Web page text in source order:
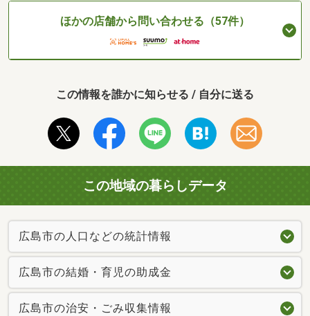
ほかの店舗から問い合わせる（57件）
この情報を誰かに知らせる / 自分に送る
この地域の暮らしデータ
広島市の人口などの統計情報
広島市の結婚・育児の助成金
広島市の治安・ごみ収集情報